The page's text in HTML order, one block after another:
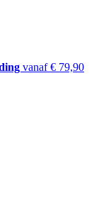
vanaf € 79,90